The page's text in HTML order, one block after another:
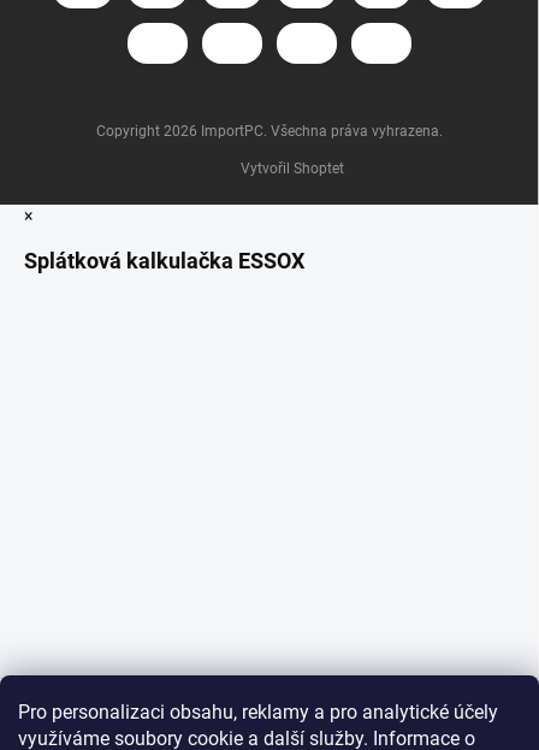
Pro personalizaci obsahu, reklamy a pro analytické účely
využíváme soubory cookie a další služby. Informace o
Vytvořil Shoptet
Copyright 2026 ImportPC. Všechna práva vyhrazena.
×
Splátková kalkulačka ESSOX